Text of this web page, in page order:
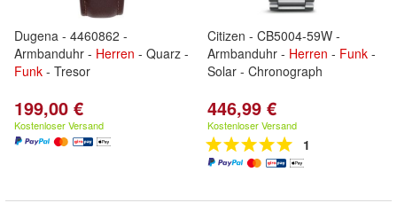
Dugena - 4460862 -
Armbanduhr - Herren - Quarz -
Funk - Tresor
199,00 €
Kostenloser Versand
Citizen - CB5004-59W -
Armbanduhr - Herren - Funk -
Solar - Chronograph
446,99 €
Kostenloser Versand
1